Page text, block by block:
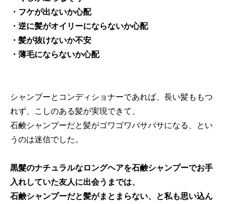
・フケが出ないか心配
・逆に髪がオイリーにならないか心配
・髪が抜けないか不安
・薄毛にならないか心配
シャンプーとコンディショナーであれば、長い髪ももつ
れず、こしのある髪が実現できて、
石鹸シャンプーだと髪がゴワゴワバサバサになる、とい
うのは迷信でした。
黒髮のナチュラルなロングヘアを石鹸シャンプーでお手
入れしていた友人に出会うまでは、
石鹸シャンプーだと髪がまとまらない、と私も思い込ん